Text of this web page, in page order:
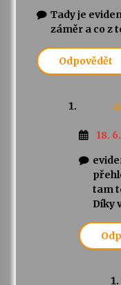
Tady je
záměr a co z
Odpovědět
18.
tam
Díky